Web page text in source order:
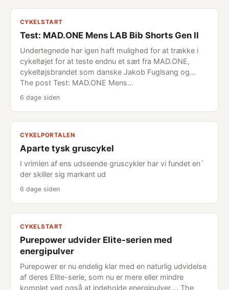
CYKELSTART
Test: MAD.ONE Mens LAB Bib Shorts Gen II
Undertegnede har igen haft mulighed for at trække i
cykeltøjet for at teste endnu et sæt fra MAD.ONE,
cykeltøjsbrandet som danske Jakob Fuglsang og...
The post Test: MAD.ONE Mens…
6 dage siden
CYKELPORTALEN
Aparte tysk gruscykel
I vrimlen af ens udseende gruscykler har vi fundet en´
der skiller sig markant ud
6 dage siden
CYKELSTART
Purepower udvider Elite-serien med
energipulver
Purepower er nu endelig klar med en naturlig udvidelse
af deres Elite-serie, som nu er mere eller mindre
komplet ved også at indeholde energipulver.... The